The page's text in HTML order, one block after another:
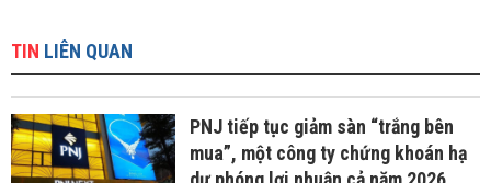
TIN LIÊN QUAN
PNJ tiếp tục giảm sàn “trắng bên
mua”, một công ty chứng khoán hạ